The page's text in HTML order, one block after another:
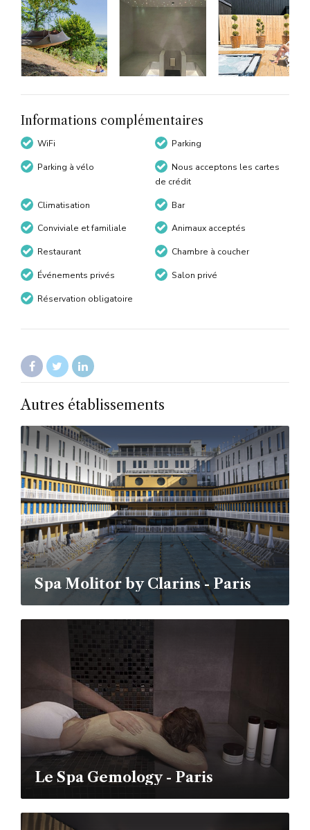
Informations complémentaires
WiFi Parking
Parking à vélo
Nous acceptons les cartes
de crédit
Climatisation Bar
Conviviale et familiale Animaux acceptés
Restaurant Chambre à coucher
Événements privés Salon privé
Réservation obligatoire
Autres établissements
Spa Molitor by Clarins - Paris
Le Spa Gemology - Paris